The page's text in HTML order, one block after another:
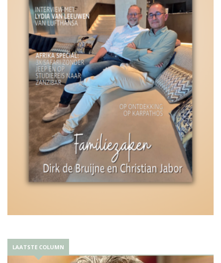
LAATSTE COLUMN